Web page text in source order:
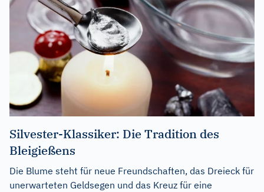
Silvester-Klassiker: Die Tradition des
Bleigießens
Die Blume steht für neue Freundschaften, das Dreieck für
unerwarteten Geldsegen und das Kreuz für eine